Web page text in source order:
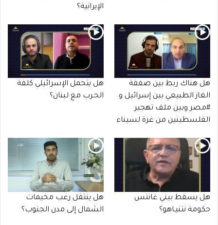
الإيرانية؟
هل هناك ربط بين صفقة
الغاز الطبيعي بين إسرائيل و
#مصر وبين ملف تهجير
الفلسطينين من غزة لسيناء
هل يتحمل الإسرائيلي كلفة
الحـرب مع لبنان؟
هل يسقط بيني غانتس
حكومة نتنيـاهو؟
هل ينتقل رعب مخيمات
الشمال إلى مدن الجنوب؟